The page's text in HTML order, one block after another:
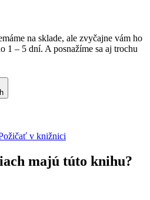
na sklade, ale zvyčajne vám ho
1 – 5 dní. A posnažíme sa aj trochu
v knižnici
majú túto knihu?